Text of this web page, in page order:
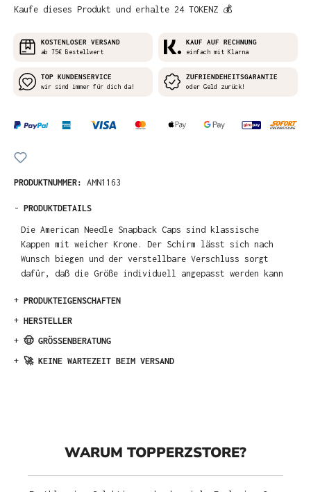
Kaufe dieses Produkt und erhalte 24 TOKENZ 💰
KOSTENLOSER VERSAND
ab 75€ Bestellwert
KAUF AUF RECHNUNG
einfach mit Klarna
TOP KUNDENSERVICE
wir sind immer für dich da!
ZUFRIENDEHEITSGARANTIE
oder Geld zurück!
PRODUKTNUMMER: AMN1163
- PRODUKTDETAILS
Die American Needle Snapback Caps sind klassische
Kappen mit weicher Krone. Der Schirm lässt sich nach
Wunsch biegen und der verstellbare Verschluss sorgt
dafür, daß die Größe individuell angepasst werden kann
+ PRODUKTEIGENSCHAFTEN
+ HERSTELLER
+ 🤠 GRÖSSENBERATUNG
+ 🚀 KEINE WARTEZEIT BEIM VERSAND
WARUM TOPPERZSTORE?